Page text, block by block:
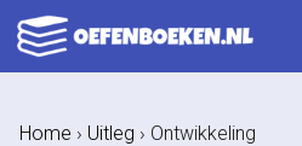
Ga
naar
Home › Uitleg › Ontwikkeling